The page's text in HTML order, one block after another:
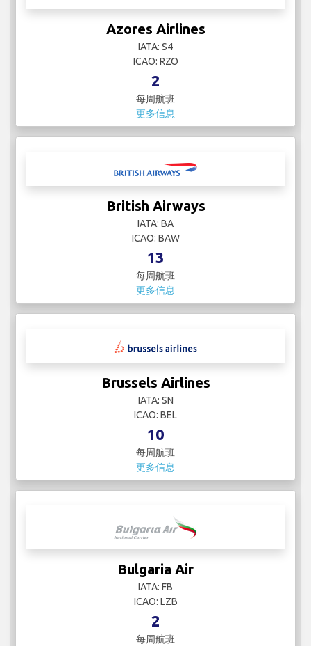
Azores Airlines
IATA: S4
ICAO: RZO
2
每周航班
更多信息
British Airways
IATA: BA
ICAO: BAW
13
每周航班
更多信息
Brussels Airlines
IATA: SN
ICAO: BEL
10
每周航班
更多信息
Bulgaria Air
IATA: FB
ICAO: LZB
2
每周航班